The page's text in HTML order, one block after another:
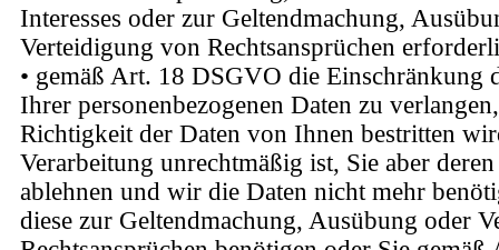
Interesses oder zur Geltendmachung,
Verteidigung von Rechtsansprüchen
• gemäß Art. 18 DSGVO die Einschränkung
Ihrer personenbezogenen Daten zu
Richtigkeit der Daten von Ihnen bestritten
Verarbeitung unrechtmäßig ist, Sie aber
ablehnen und wir die Daten nicht mehr
diese zur Geltendmachung, Ausübung oder